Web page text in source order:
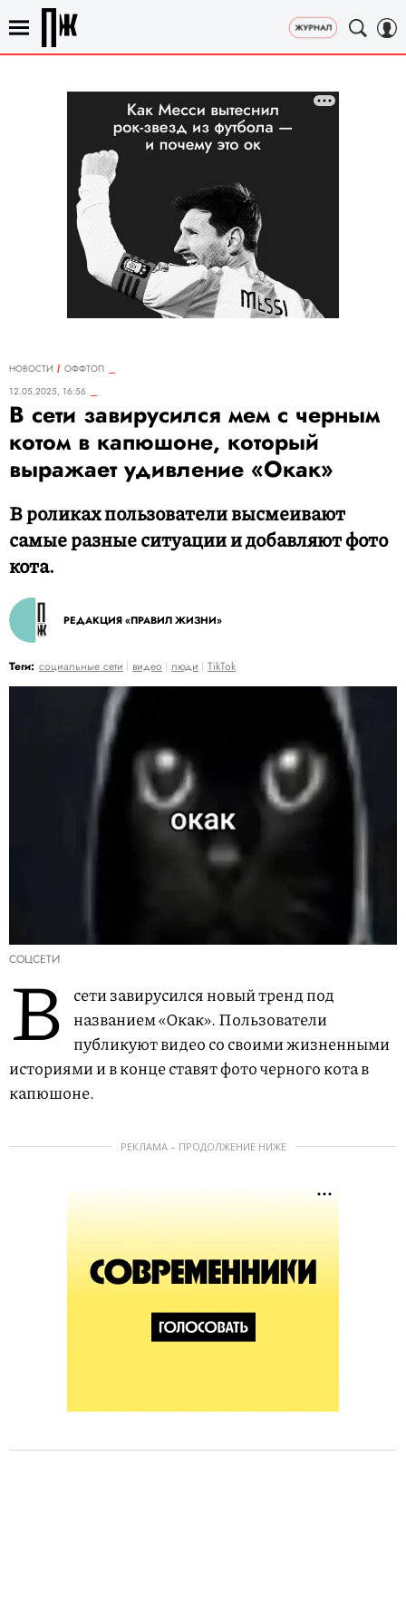
НОВОСТИ
ОФФТОП
12.05.2025, 16:56
В сети завирусился мем с черным
котом в капюшоне, который
выражает удивление «Окак»
В роликах пользователи высмеивают
самые разные ситуации и добавляют фото
кота.
РЕДАКЦИЯ «ПРАВИЛ ЖИЗНИ»
Теги: социальные сети видео люди TikTok
СОЦСЕТИ
В
сети завирусился новый тренд под
названием «Окак». Пользователи
публикуют видео со своими жизненными
историями и в конце ставят фото черного кота в
капюшоне.
РЕКЛАМА – ПРОДОЛЖЕНИЕ НИЖЕ